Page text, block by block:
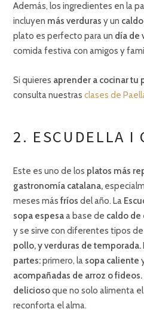
Además, los ingredientes en la
incluyen más verduras y un
plato es perfecto para un día de
comida festiva con amigos y
Si quieres aprender a cocinar tu
consulta nuestras clases de
2. ESCUDELLA I
Este es uno de los platos más
gastronomía catalana,
meses más fríos del año. La
sopa espesaa base de caldo de
y se sirve con diferentes tipos
pollo, y verduras de temporada.
partes:primero, la sopa caliente
acompañadas de arroz o fideos.
deliciosoque no solo alimenta
reconforta el alma.